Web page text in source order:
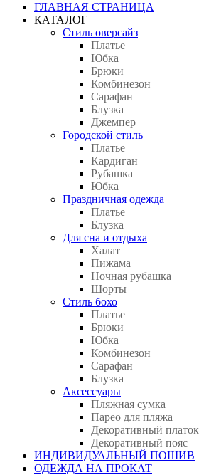
ГЛАВНАЯ СТРАНИЦА
КАТАЛОГ
Стиль оверсайз
Платье
Юбка
Брюки
Комбинезон
Сарафан
Блузка
Джемпер
Городской стиль
Платье
Кардиган
Рубашка
Юбка
Праздничная одежда
Платье
Блузка
Для сна и отдыха
Халат
Пижама
Ночная рубашка
Шорты
Стиль бохо
Платье
Брюки
Юбка
Комбинезон
Сарафан
Блузка
Аксессуары
Пляжная сумка
Парео для пляжа
Декоративный платок
Декоративный пояс
ИНДИВИДУАЛЬНЫЙ ПОШИВ
ОДЕЖДА НА ПРОКАТ